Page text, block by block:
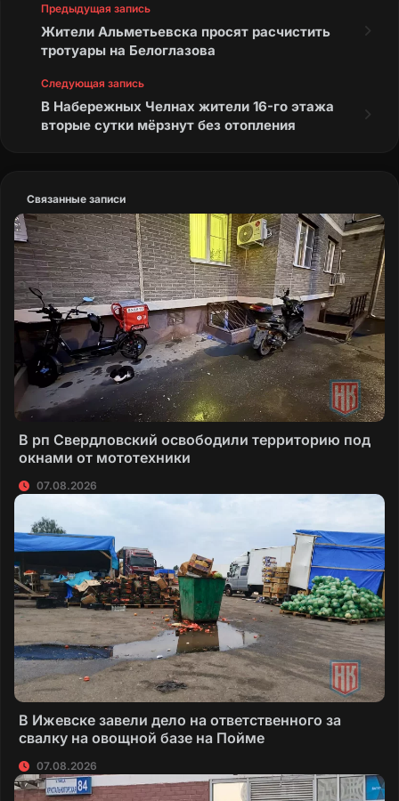
Предыдущая запись
Жители Альметьевска просят расчистить
тротуары на Белоглазова
Следующая запись
В Набережных Челнах жители 16-го этажа
вторые сутки мёрзнут без отопления
Связанные записи
В рп Свердловский освободили территорию под
окнами от мототехники
07.08.2026
В Ижевске завели дело на ответственного за
свалку на овощной базе на Пойме
07.08.2026